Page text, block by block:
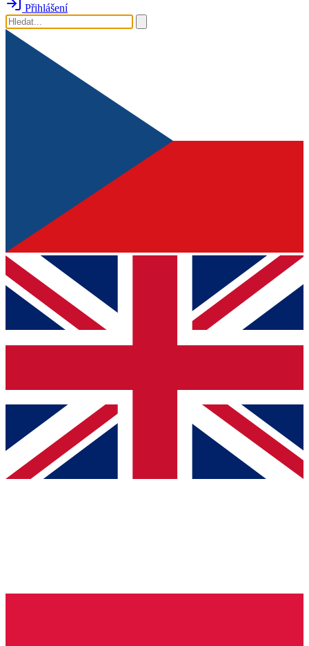
Přihlášení